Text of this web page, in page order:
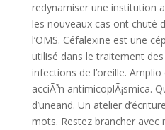
redynamiser une institution
les nouveaux cas ont chuté
l’OMS. Céfalexine est une
utilisé dans le traitement
infections de l’oreille.
acciÃ³n antimicoplÃ¡smica.
d’uneand. Un atelier
mots. Restez brancher avec